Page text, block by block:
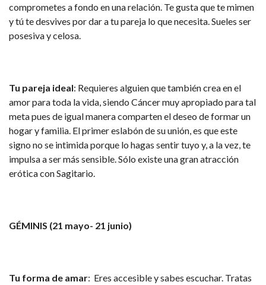
comprometes a fondo en una relación. Te gusta que te mimen
y tú te desvives por dar a tu pareja lo que necesita. Sueles ser
posesiva y celosa.
Tu pareja ideal: Requieres alguien que también crea en el
amor para toda la vida, siendo Cáncer muy apropiado para tal
meta pues de igual manera comparten el deseo de formar un
hogar y familia. El primer eslabón de su unión, es que este
signo no se intimida porque lo hagas sentir tuyo y, a la vez, te
impulsa a ser más sensible. Sólo existe una gran atracción
erótica con Sagitario.
GÉMINIS (21 mayo- 21 junio)
Tu forma de amar: Eres accesible y sabes escuchar. Tratas